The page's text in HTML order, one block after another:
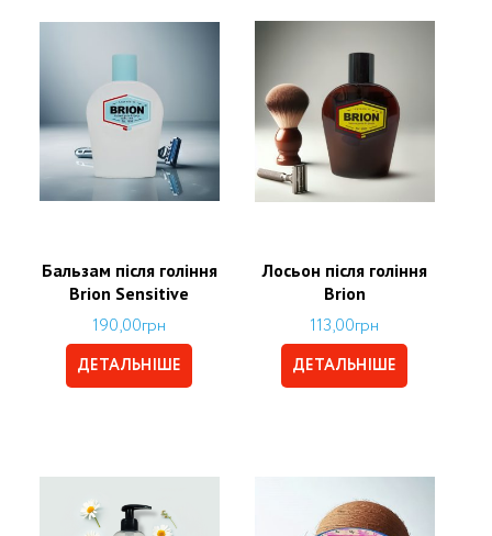
Бальзам після гоління
Brion Sensitive
190,00грн
ДЕТАЛЬНІШЕ
Лосьон після гоління
Brion
113,00грн
ДЕТАЛЬНІШЕ